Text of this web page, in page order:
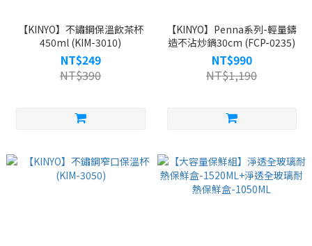
【KINYO】不鏽鋼保溫飲茶杯
450ml (KIM-3010)
NT$249
NT$390
【KINYO】Penna系列-輕量鑄
造不沾炒鍋30cm (FCP-0235)
NT$990
NT$1,190